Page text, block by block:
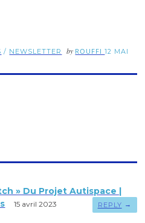
/ NEWSLETTER by ROUFFI12 MAI
» Du Projet Autispace |
15 avril 2023 REPLY →